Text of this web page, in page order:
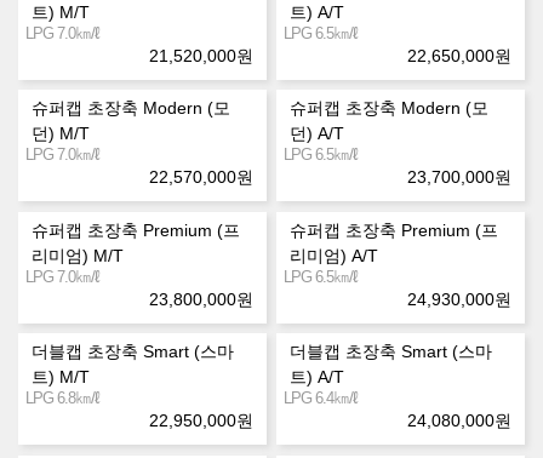
트) M/T
LPG 7.0㎞/ℓ
21,520,000원
트) A/T
LPG 6.5㎞/ℓ
22,650,000원
슈퍼캡 초장축 Modern (모
던) M/T
LPG 7.0㎞/ℓ
22,570,000원
슈퍼캡 초장축 Modern (모
던) A/T
LPG 6.5㎞/ℓ
23,700,000원
슈퍼캡 초장축 Premium (프
리미엄) M/T
LPG 7.0㎞/ℓ
23,800,000원
슈퍼캡 초장축 Premium (프
리미엄) A/T
LPG 6.5㎞/ℓ
24,930,000원
더블캡 초장축 Smart (스마
트) M/T
LPG 6.8㎞/ℓ
22,950,000원
더블캡 초장축 Smart (스마
트) A/T
LPG 6.4㎞/ℓ
24,080,000원